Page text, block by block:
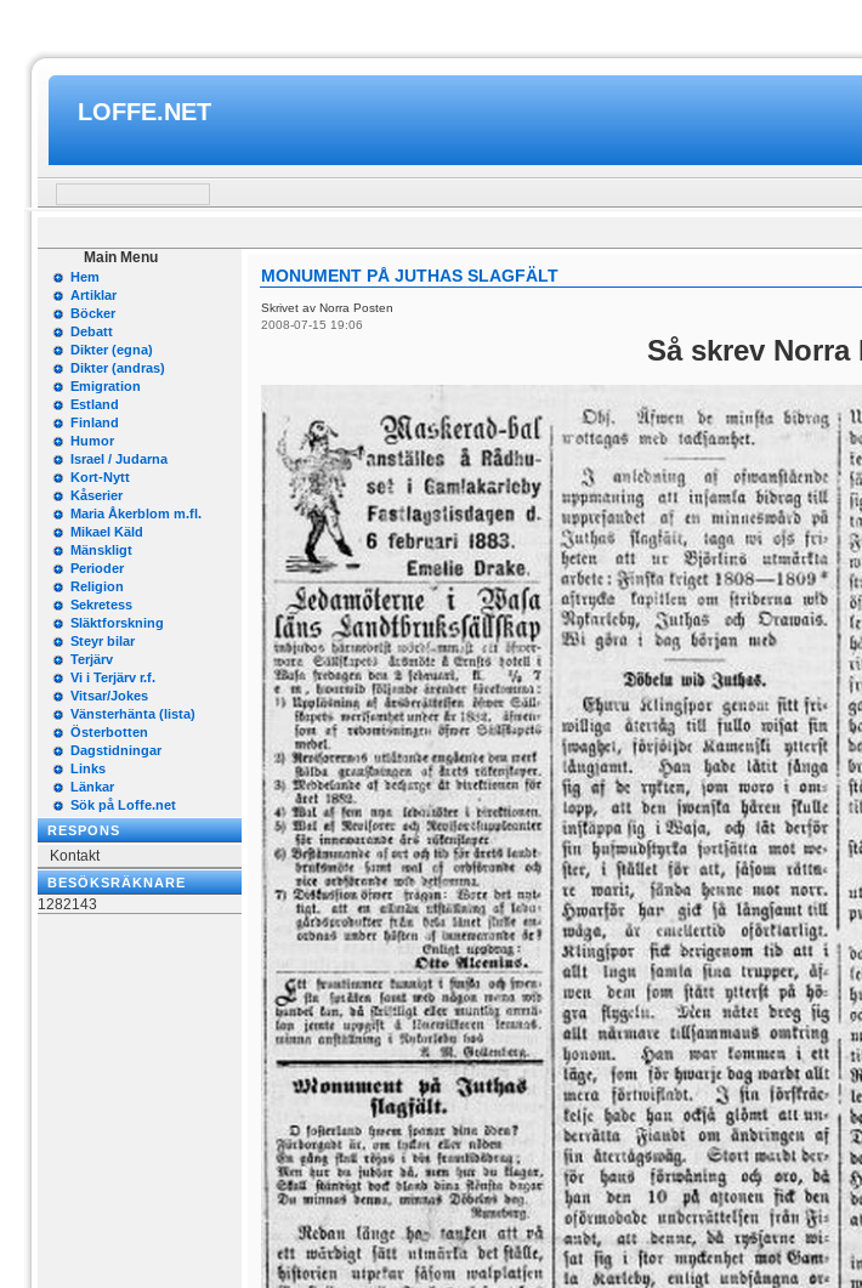
LOFFE.NET
Main Menu
Hem
Artiklar
Böcker
Debatt
Dikter (egna)
Dikter (andras)
Emigration
Estland
Finland
Humor
Israel / Judarna
Kort-Nytt
Kåserier
Maria Åkerblom m.fl.
Mikael Käld
Mänskligt
Perioder
Religion
Sekretess
Släktforskning
Steyr bilar
Terjärv
Vi i Terjärv r.f.
Vitsar/Jokes
Vänsterhänta (lista)
Österbotten
Dagstidningar
Links
Länkar
Sök på Loffe.net
RESPONS
Kontakt
BESÖKSRÄKNARE
1282143
MONUMENT PÅ JUTHAS SLAGFÄLT
Skrivet av Norra Posten
2008-07-15 19:06
Så skrev Norra